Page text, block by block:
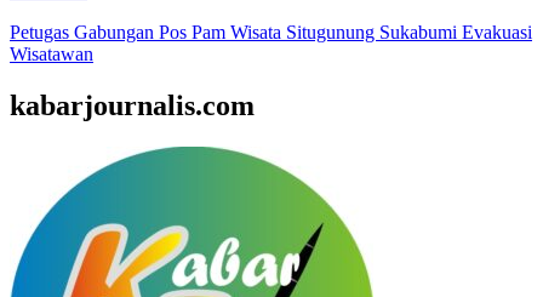
Petugas Gabungan Pos Pam Wisata Situgunung Sukabumi Evakuasi
Wisatawan
kabarjournalis.com